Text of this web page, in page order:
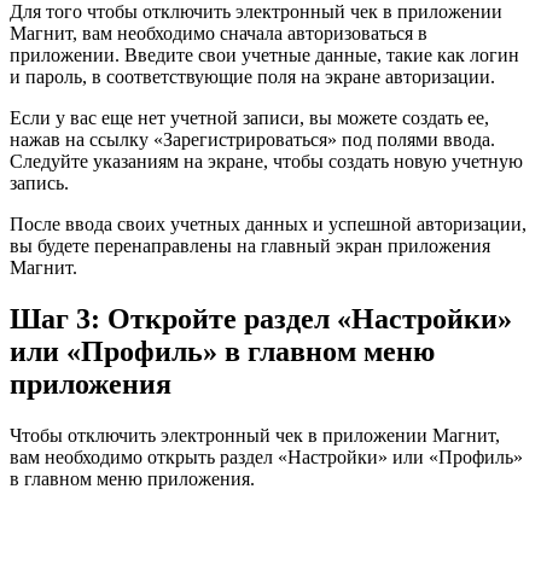
Для того чтобы отключить электронный чек в приложении
Магнит, вам необходимо сначала авторизоваться в
приложении. Введите свои учетные данные, такие как логин
и пароль, в соответствующие поля на экране авторизации.
Если у вас еще нет учетной записи, вы можете создать ее,
нажав на ссылку «Зарегистрироваться» под полями ввода.
Следуйте указаниям на экране, чтобы создать новую учетную
запись.
После ввода своих учетных данных и успешной авторизации,
вы будете перенаправлены на главный экран приложения
Магнит.
Шаг 3: Откройте раздел «Настройки»
или «Профиль» в главном меню
приложения
Чтобы отключить электронный чек в приложении Магнит,
вам необходимо открыть раздел «Настройки» или «Профиль»
в главном меню приложения.